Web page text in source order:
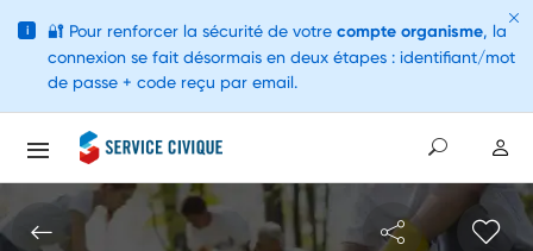
i 🔐 Pour renforcer la sécurité de votre compte organisme, la
connexion se fait désormais en deux étapes : identifiant/mot
de passe + code reçu par email.